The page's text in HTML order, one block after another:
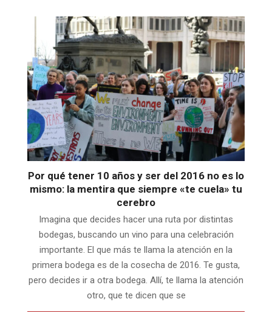
Por qué tener 10 años y ser del 2016 no es lo
mismo: la mentira que siempre «te cuela» tu
cerebro
Imagina que decides hacer una ruta por distintas
bodegas, buscando un vino para una celebración
importante. El que más te llama la atención en la
primera bodega es de la cosecha de 2016. Te gusta,
pero decides ir a otra bodega. Allí, te llama la atención
otro, que te dicen que se